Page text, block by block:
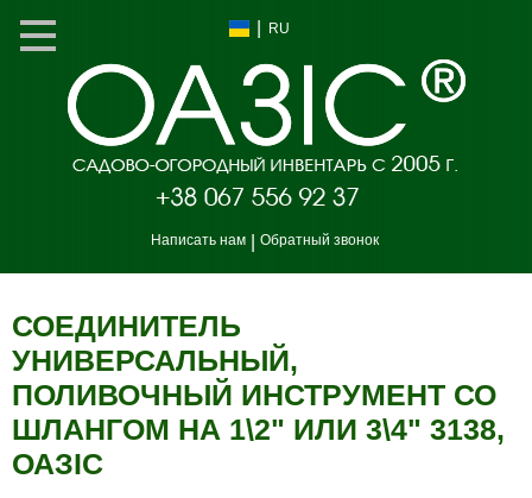
RU
Написать нам Обратный звонок
СОЕДИНИТЕЛЬ
УНИВЕРСАЛЬНЫЙ,
ПОЛИВОЧНЫЙ ИНСТРУМЕНТ СО
ШЛАНГОМ НА 1\2" ИЛИ 3\4" 3138,
ОАЗIС